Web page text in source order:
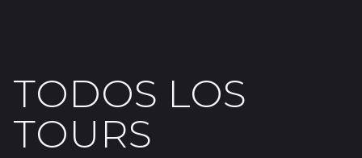
TODOS LOS
TOURS